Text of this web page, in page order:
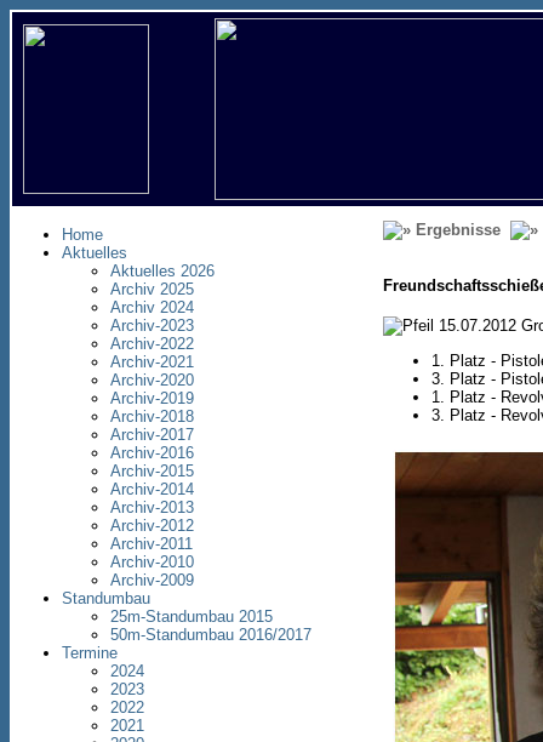
Home
Aktuelles
Aktuelles 2026
Archiv 2025
Archiv 2024
Archiv-2023
Archiv-2022
Archiv-2021
Archiv-2020
Archiv-2019
Archiv-2018
Archiv-2017
Archiv-2016
Archiv-2015
Archiv-2014
Archiv-2013
Archiv-2012
Archiv-2011
Archiv-2010
Archiv-2009
Standumbau
25m-Standumbau 2015
50m-Standumbau 2016/2017
Termine
2024
2023
2022
2021
Ergebnisse
15.07.2012
1. Platz -
3. Platz -
1. Platz -
3. Platz -